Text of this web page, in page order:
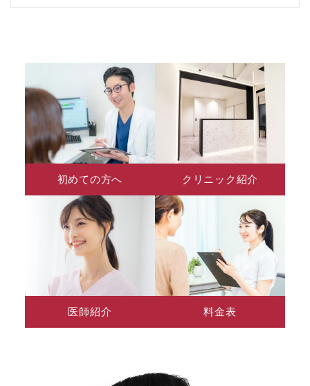
初めての方へ クリニック紹介
医師紹介 料金表